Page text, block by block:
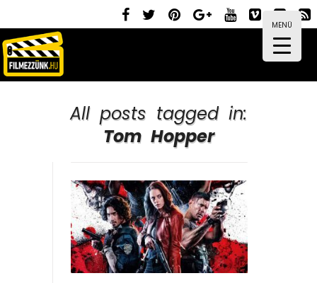
MENÜ
All posts tagged in:
Tom Hopper